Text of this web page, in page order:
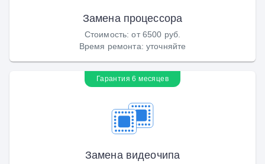
Замена процессора
Стоимость:от 6500 руб.
Время ремонта: уточняйте
Гарантия 6 месяцев
Замена видеочипа